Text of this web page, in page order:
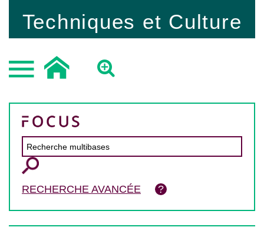
Techniques et Culture
RECHERCHE AVANCÉE